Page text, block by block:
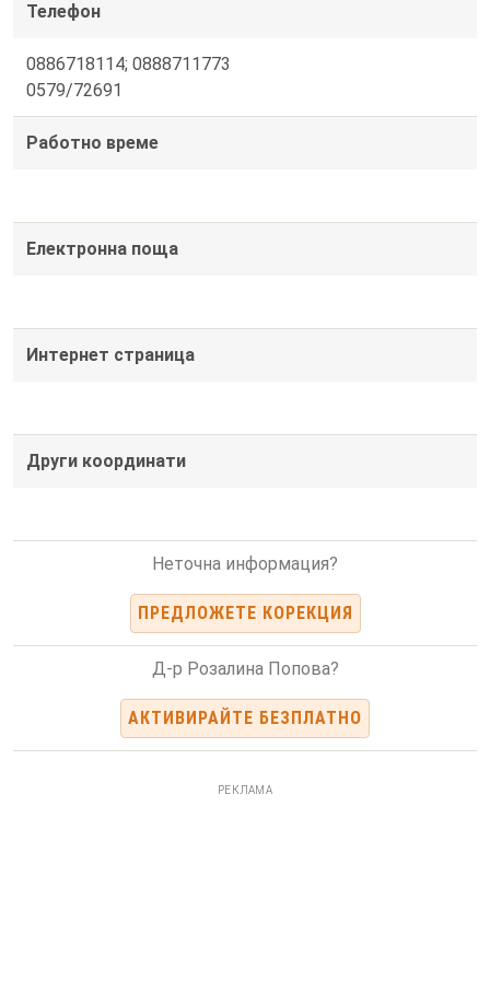
Телефон
0886718114; 0888711773
0579/72691
Работно време
Електронна поща
Интернет страница
Други координати
Неточна информация?
ПРЕДЛОЖЕТЕ КОРЕКЦИЯ
Д-р Розалина Попова?
АКТИВИРАЙТЕ БЕЗПЛАТНО
РЕКЛАМА